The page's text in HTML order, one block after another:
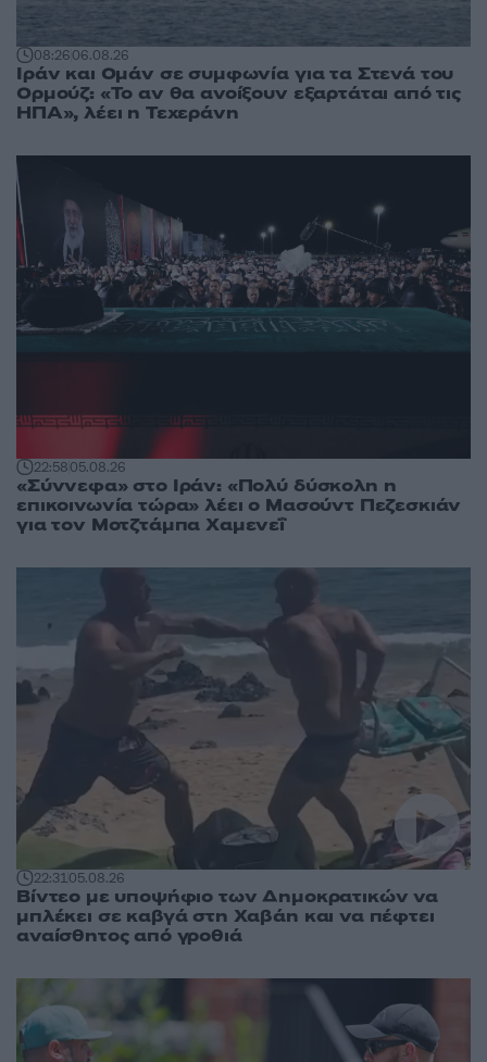
08:2606.08.26
Ιράν και Ομάν σε συμφωνία για τα Στενά του
Ορμούζ: «Το αν θα ανοίξουν εξαρτάται από τις
ΗΠΑ», λέει η Τεχεράνη
22:5805.08.26
«Σύννεφα» στο Ιράν: «Πολύ δύσκολη η
επικοινωνία τώρα» λέει ο Μασούντ Πεζεσκιάν
για τον Μοτζτάμπα Χαμενεΐ
22:3105.08.26
Βίντεο με υποψήφιο των Δημοκρατικών να
μπλέκει σε καβγά στη Χαβάη και να πέφτει
αναίσθητος από γροθιά